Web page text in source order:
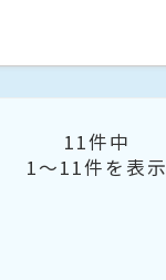
11件中
1〜11件を表示